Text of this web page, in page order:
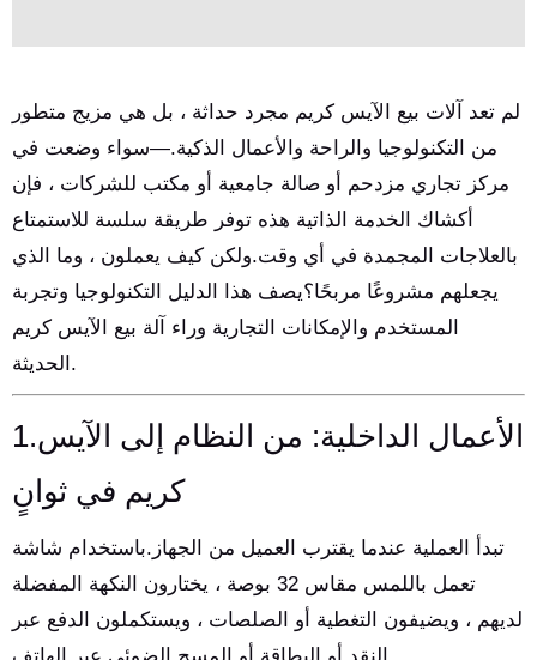
لم تعد آلات بيع الآيس كريم مجرد حداثة ، بل هي مزيج متطور
من التكنولوجيا والراحة والأعمال الذكية.—سواء وضعت في
مركز تجاري مزدحم أو صالة جامعية أو مكتب للشركات ، فإن
أكشاك الخدمة الذاتية هذه توفر طريقة سلسة للاستمتاع
بالعلاجات المجمدة في أي وقت.ولكن كيف يعملون ، وما الذي
يجعلهم مشروعًا مربحًا؟يصف هذا الدليل التكنولوجيا وتجربة
المستخدم والإمكانات التجارية وراء آلة بيع الآيس كريم
الحديثة.
1.الأعمال الداخلية: من النظام إلى الآيس
كريم في ثوانٍ
تبدأ العملية عندما يقترب العميل من الجهاز.باستخدام شاشة
تعمل باللمس مقاس 32 بوصة ، يختارون النكهة المفضلة
لديهم ، ويضيفون التغطية أو الصلصات ، ويستكملون الدفع عبر